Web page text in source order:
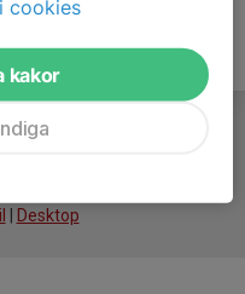
Desktop
cookies
kakor